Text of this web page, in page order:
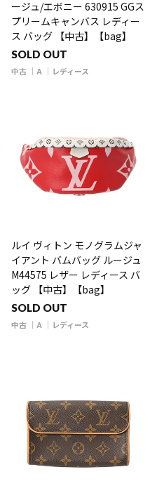
ージュ/エボニー 630915 GGス
プリームキャンバス レディー
ス バッグ 【中古】【bag】
SOLD OUT
中古 A レディース
ルイ ヴィトン モノグラムジャ
イアント バムバッグ ルージュ
M44575 レザー レディース バ
ッグ 【中古】【bag】
SOLD OUT
中古 A レディース